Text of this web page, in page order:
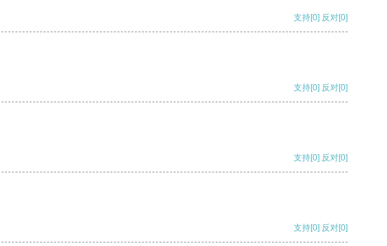
支持[0] 反对[0]
支持[0] 反对[0]
支持[0] 反对[0]
支持[0] 反对[0]